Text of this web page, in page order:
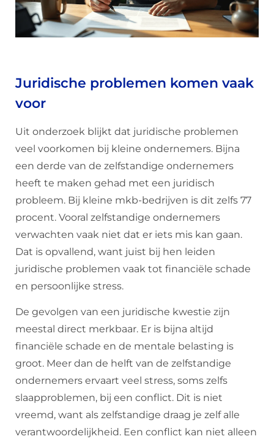
Juridische problemen komen vaak
voor
Uit onderzoek blijkt dat juridische problemen
veel voorkomen bij kleine ondernemers. Bijna
een derde van de zelfstandige ondernemers
heeft te maken gehad met een juridisch
probleem. Bij kleine mkb-bedrijven is dit zelfs 77
procent. Vooral zelfstandige ondernemers
verwachten vaak niet dat er iets mis kan gaan.
Dat is opvallend, want juist bij hen leiden
juridische problemen vaak tot financiële schade
en persoonlijke stress.
De gevolgen van een juridische kwestie zijn
meestal direct merkbaar. Er is bijna altijd
financiële schade en de mentale belasting is
groot. Meer dan de helft van de zelfstandige
ondernemers ervaart veel stress, soms zelfs
slaapproblemen, bij een conflict. Dit is niet
vreemd, want als zelfstandige draag je zelf alle
verantwoordelijkheid. Een conflict kan niet alleen